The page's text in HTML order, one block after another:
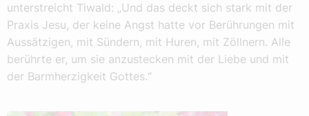
unterstreicht Tiwald: „Und das deckt sich stark mit der
Praxis Jesu, der keine Angst hatte vor Berührungen mit
Aussätzigen, mit Sündern, mit Huren, mit Zöllnern. Alle
berührte er, um sie anzustecken mit der Liebe und mit
der Barmherzigkeit Gottes.“